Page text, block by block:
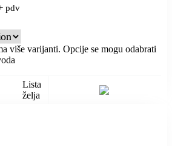
pdv
više varijanti. Opcije se mogu odabrati
Lista
želja